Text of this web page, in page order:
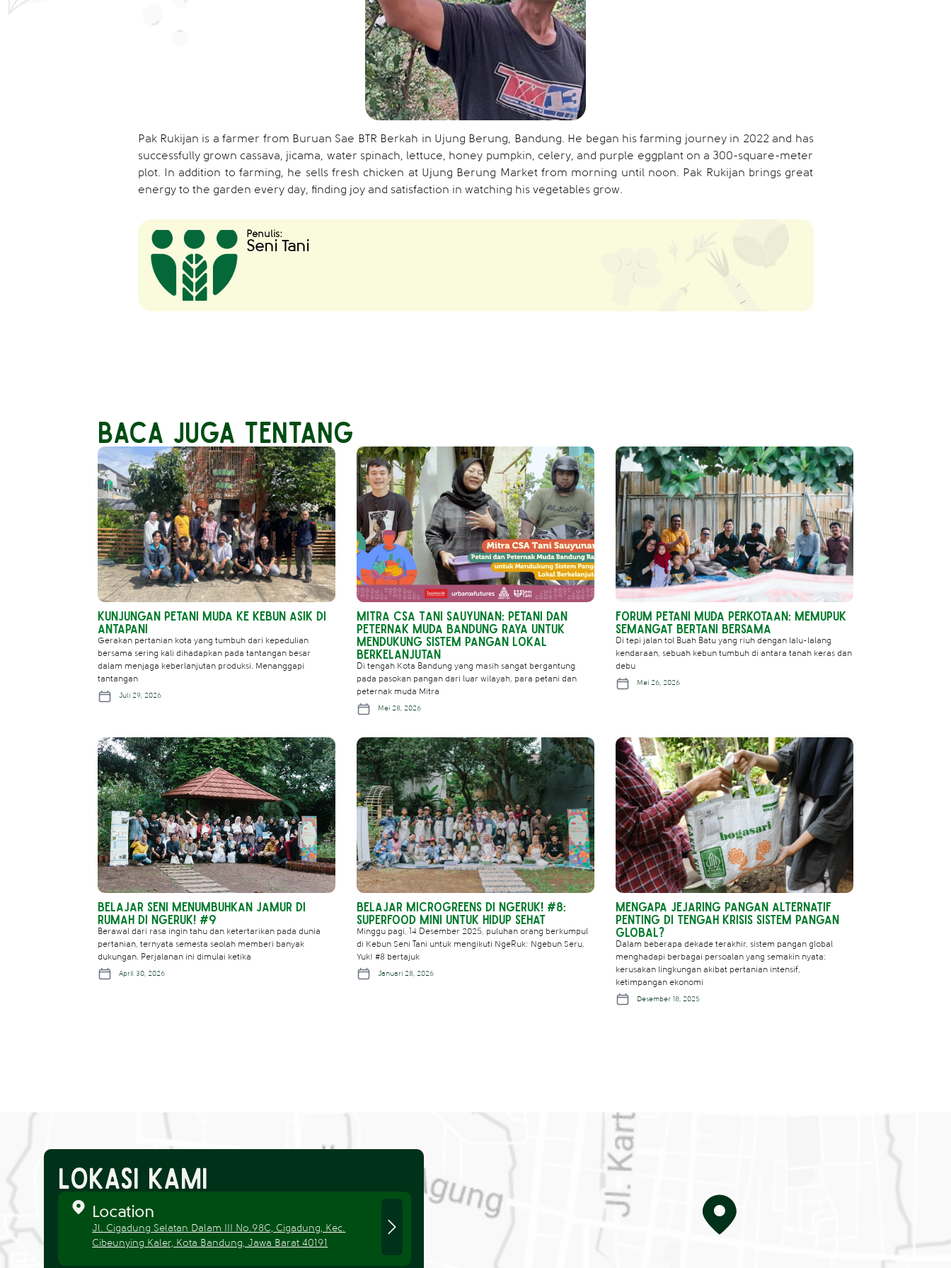
Pak Rukijan is a farmer from Buruan Sae BTR Berkah in Ujung Berung, Bandung. He began his farming journey in 2022 and has
successfully grown cassava, jicama, water spinach, lettuce, honey pumpkin, celery, and purple eggplant on a 300-square-meter
plot. In addition to farming, he sells fresh chicken at Ujung Berung Market from morning until noon. Pak Rukijan brings great
energy to the garden every day, finding joy and satisfaction in watching his vegetables grow.
Penulis:
Seni Tani
Baca Juga Tentang
Kunjungan Petani Muda ke Kebun Asik di
Antapani
Gerakan pertanian kota yang tumbuh dari kepedulian
bersama sering kali dihadapkan pada tantangan besar
dalam menjaga keberlanjutan produksi. Menanggapi
tantangan
Juli 29, 2026
Mitra CSA Tani Sauyunan: Petani dan
Peternak Muda Bandung Raya untuk
Mendukung Sistem Pangan Lokal
Berkelanjutan
Di tengah Kota Bandung yang masih sangat bergantung
pada pasokan pangan dari luar wilayah, para petani dan
peternak muda Mitra
Mei 28, 2026
Forum Petani Muda Perkotaan: Memupuk
Semangat Bertani Bersama
Di tepi jalan tol Buah Batu yang riuh dengan lalu-lalang
kendaraan, sebuah kebun tumbuh di antara tanah keras dan
debu
Mei 26, 2026
Belajar Seni Menumbuhkan Jamur di
Rumah di NgeRuk! #9
Berawal dari rasa ingin tahu dan ketertarikan pada dunia
pertanian, ternyata semesta seolah memberi banyak
dukungan. Perjalanan ini dimulai ketika
April 30, 2026
Belajar Microgreens di NgeRuk! #8:
Superfood Mini untuk Hidup Sehat
Minggu pagi, 14 Desember 2025, puluhan orang berkumpul
di Kebun Seni Tani untuk mengikuti NgeRuk: Ngebun Seru,
Yuk! #8 bertajuk
Januari 28, 2026
Mengapa Jejaring Pangan Alternatif
Penting di Tengah Krisis Sistem Pangan
Global?
Dalam beberapa dekade terakhir, sistem pangan global
menghadapi berbagai persoalan yang semakin nyata:
kerusakan lingkungan akibat pertanian intensif,
ketimpangan ekonomi
Desember 18, 2025
Lokasi Kami
Location
Jl. Cigadung Selatan Dalam III No.98C, Cigadung, Kec.
Cibeunying Kaler, Kota Bandung, Jawa Barat 40191